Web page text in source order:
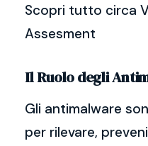
Scopri tutto circa
Assesment
Il Ruolo degli
Gli antimalware
per rilevare,